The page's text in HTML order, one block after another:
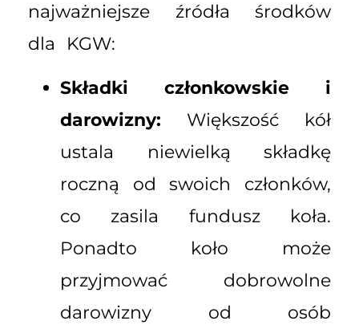
najważniejsze źródła środków
dla KGW:
Składki członkowskie i
darowizny: Większość kół
ustala niewielką składkę
roczną od swoich członków,
co zasila fundusz koła.
Ponadto koło może
przyjmować dobrowolne
darowizny od osób